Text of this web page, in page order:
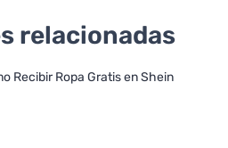
relacionadas